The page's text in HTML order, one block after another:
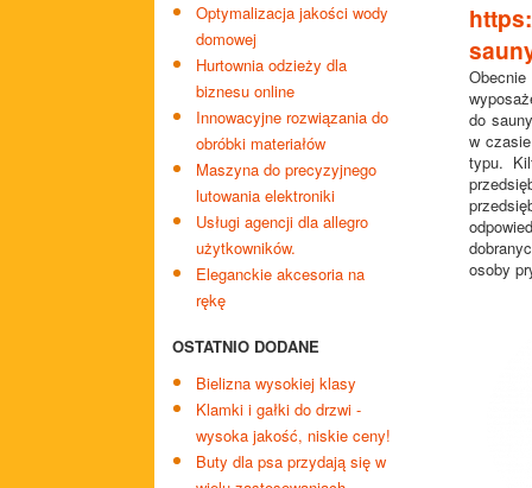
Optymalizacja jakości wody
domowej
Hurtownia odzieży dla
biznesu online
Innowacyjne rozwiązania do
obróbki materiałów
Maszyna do precyzyjnego
lutowania elektroniki
Usługi agencji dla allegro
użytkowników.
Eleganckie akcesoria na
rękę
OSTATNIO DODANE
Bielizna wysokiej klasy
Klamki i gałki do drzwi -
wysoka jakość, niskie ceny!
Buty dla psa przydają się w
do
w
typu.
osoby